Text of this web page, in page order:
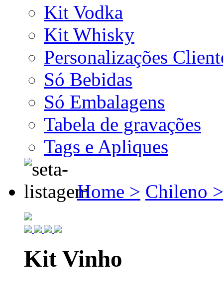
Kit Vodka
Kit Whisky
Personalizações
Só Bebidas
Só Embalagens
Tabela de gravações
Tags e Apliques
Home > Chileno >
Kit Vinho